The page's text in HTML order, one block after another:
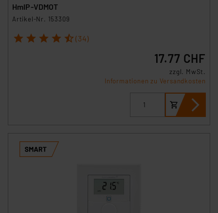
HmIP-VDMOT
Artikel-Nr. 153309
1 2 3 4 5 (34)
17.77 CHF
zzgl. MwSt.
Informationen zu Versandkosten